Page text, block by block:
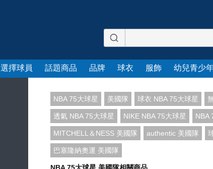
選擇球員 話題商品 品牌 球衣 服飾 幼兒青少
NBA 75大球星 美國隊 球衣 NBA 75大球星
透氣 NBA 75大球星 NIKE NBA 75大球星 NBA
MITCHELL＆NESS 美國隊 authentic 美國隊
巴塞隆納奧運 美國隊